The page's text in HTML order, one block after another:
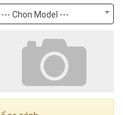
--- Chọn Model ---